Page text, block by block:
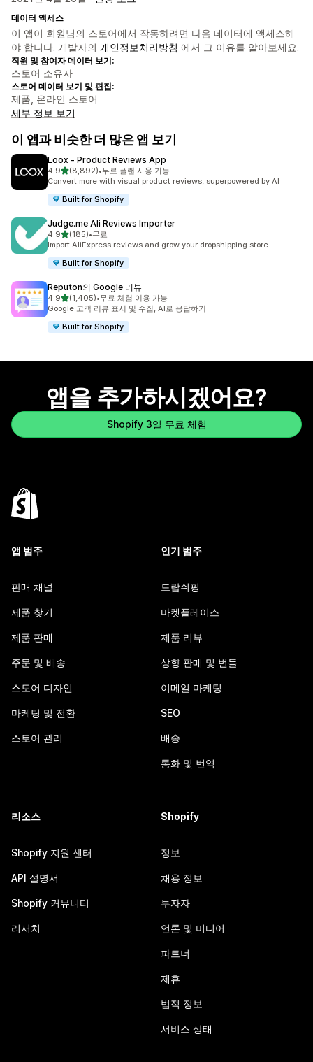
데이터 액세스
이 앱이 회원님의 스토어에서 작동하려면 다음 데이터에 액세스해
야 합니다. 개발자의 개인정보처리방침 에서 그 이유를 알아보세요.
직원 및 참여자 데이터 보기:
스토어 소유자
스토어 데이터 보기 및 편집:
제품, 온라인 스토어
세부 정보 보기
이 앱과 비슷한 더 많은 앱 보기
Loox ‑ Product Reviews App
4.9별 5개 중
(8,892)
총 리뷰 8892개
•무료 플랜 사용 가능
Convert more with visual product reviews, superpowered by AI
Built for Shopify
Judge.me Ali Reviews Importer
4.9별 5개 중
(185)
총 리뷰 185개
•무료
Import AliExpress reviews and grow your dropshipping store
Built for Shopify
Reputon의 Google 리뷰
4.9별 5개 중
(1,405)
총 리뷰 1405개
•무료 체험 이용 가능
Google 고객 리뷰 표시 및 수집, AI로 응답하기
Built for Shopify
앱을 추가하시겠어요?
Shopify 3일 무료 체험
앱 범주
판매 채널
제품 찾기
제품 판매
주문 및 배송
스토어 디자인
마케팅 및 전환
스토어 관리
인기 범주
드랍쉬핑
마켓플레이스
제품 리뷰
상향 판매 및 번들
이메일 마케팅
SEO
배송
통화 및 번역
리소스
Shopify 지원 센터
API 설명서
Shopify 커뮤니티
리서치
Shopify
정보
채용 정보
투자자
언론 및 미디어
파트너
제휴
법적 정보
서비스 상태